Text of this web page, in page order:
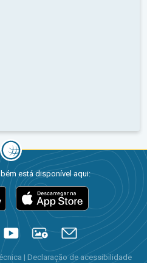
está disponível aqui:
| Declaração de acessibilidade